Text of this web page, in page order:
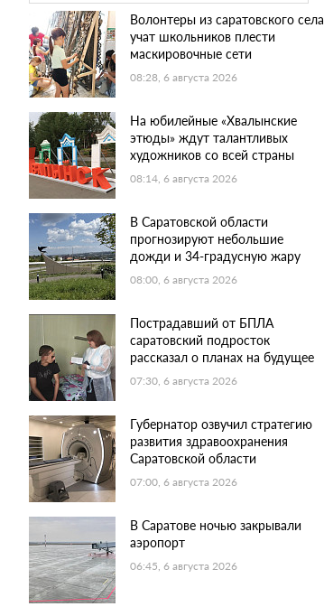
Волонтеры из саратовского села
учат школьников плести
маскировочные сети
08:28, 6 августа 2026
На юбилейные «Хвалынские
этюды» ждут талантливых
художников со всей страны
08:14, 6 августа 2026
В Саратовской области
прогнозируют небольшие
дожди и 34-градусную жару
08:00, 6 августа 2026
Пострадавший от БПЛА
саратовский подросток
рассказал о планах на будущее
07:30, 6 августа 2026
Губернатор озвучил стратегию
развития здравоохранения
Саратовской области
07:00, 6 августа 2026
В Саратове ночью закрывали
аэропорт
06:45, 6 августа 2026